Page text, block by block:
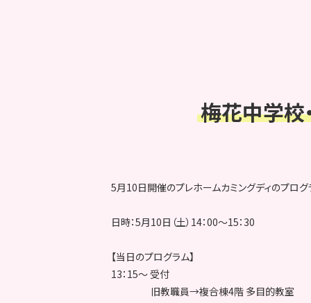
梅花中学校
5月10日開催のプレホームカミングディのプログ
日時：5月10日（土）14：00～15：30
【当日のプログラム】
13：15～ 受付
旧教職員→複合棟4階 多目的教室